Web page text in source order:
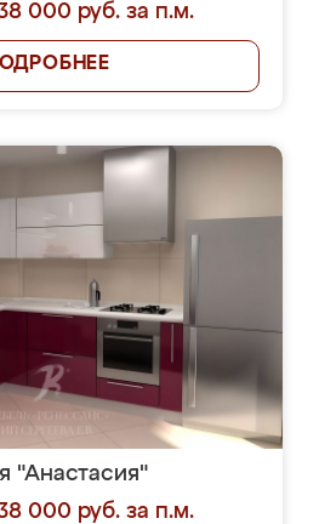
000 руб. за п.м.
"Анастасия"
000 руб. за п.м.